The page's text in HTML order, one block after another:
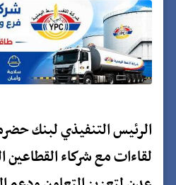
الرئيس التنفيذي لبنك
لقاءات مع شركاء القطاعين